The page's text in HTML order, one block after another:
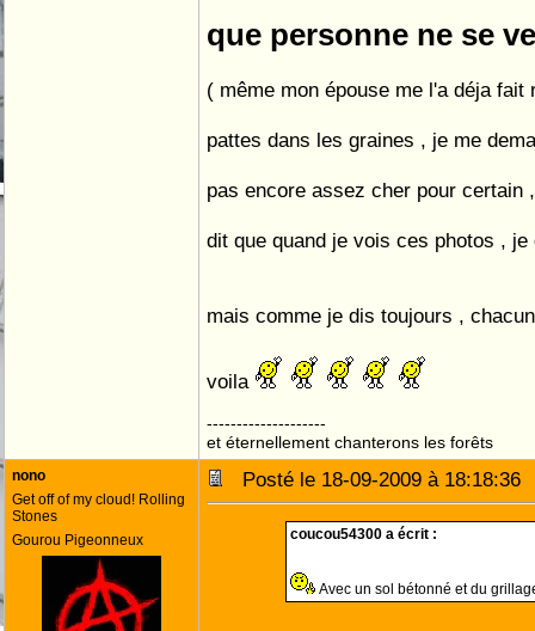
que personne ne se
( même mon épouse me l'a déja
pattes dans les graines , je me
pas encore assez cher pour certain
dit que quand je vois ces photos , je
mais comme je dis toujours ,
voila
--------------------
et éternellement chanterons les forêts
nono
Get off of my cloud! Rolling
Stones
Gourou Pigeonneux
Posté le 18-09-2009 à
coucou54300 a écrit :
Avec un sol bétonné et du